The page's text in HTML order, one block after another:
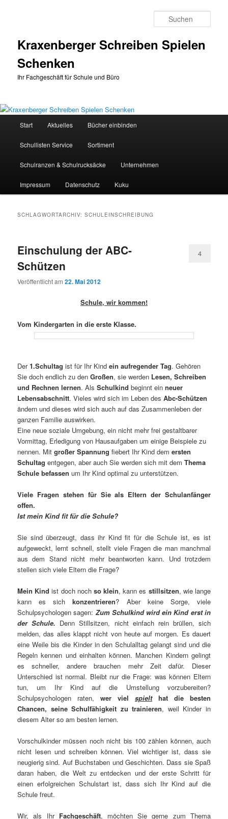
Kraxenberger Schreiben Spielen
Schenken
Ihr Fachgeschäft für Schule und Büro
Start Aktuelles Bücher einbinden
Schullisten Service Sortiment
Schulranzen & Schulrucksäcke Unternehmen
Impressum Datenschutz Kuku
SCHLAGWORTARCHIV:SCHULEINSCHREIBUNG
Einschulung der ABC-
Schützen
Veröffentlicht am22. Mai 2012
4
Schule, wir kommen!
Vom Kindergarten in die erste Klasse.
Der1.Schultag ist für Ihr Kind ein aufregender Tag. Gehören
Sie doch endlich zu denGroßen, sie werden Lesen, Schreiben
und Rechnen lernen. AlsSchulkind beginnt einneuer
Lebensabschnitt. Vieles wird sich im Leben des Abc-Schützen
ändern und dieses wird sich auch auf das Zusammenleben der
ganzen Familie auswirken.
Eine neue soziale Umgebung, ein nicht mehr frei gestaltbarer
Vormittag, Erledigung von Hausaufgaben um einige Beispiele zu
nennen. Mitgroßer Spannung fiebert Ihr Kind demersten
Schultag entgegen, aber auch Sie werden sich mit demThema
Schule befassen um Ihr Kind optimal zu unterstützen.
Viele Fragen stehen für Sie als Eltern der Schulanfänger
offen.
Ist mein Kind fit für die Schule?
Sie sind überzeugt, dass ihr Kind fit für die Schule ist, es ist
aufgeweckt, lernt schnell, stellt viele Fragen die man manchmal
aus dem Stand nicht mehr beantworten kann. Und trotzdem
stellen sich viele Eltern die Frage?
Mein Kind ist doch noch so klein, kann es stillsitzen, wie lange
kann es sichkonzentrieren? Aber keine Sorge, viele
Schulpsychologen sagen: Zum Schulkind wird ein Kind erst in
der Schule. Denn Stillsitzen, nicht einfach rein brüllen, sich
melden, das alles klappt nicht von heute auf morgen. Es dauert
eine Weile bis die Kinder in den Schulalltag gelangt sind und die
Regeln kennen und einhalten können. Manchen Kindern gelingt
es schneller, andere brauchen mehr Zeit dafür. Dieser
Unterschied ist normal. Bleibt nur die Frage: was können Eltern
tun, um Ihr Kind auf die Umstellung vorzubereiten?
Schulpsychologen raten,wer vielspielthat die besten
Chancen, seine Schulfähigkeit zu trainieren, weil Kinder in
diesem Alter so am besten lernen.
Vorschulkinder müssen noch nicht bis 100 zählen können, auch
nicht lesen und schreiben können. Viel wichtiger ist, dass sie
neugierig sind. Auf Buchstaben und Geschichten. Dass sie Spaß
daran haben, die Welt zu entdecken und der erste Schritt für
einen erfolgreichen Schulstart ist, dass sich Ihr Kind auf die
Schule freut.
Wir, als IhrFachgeschäft, möchten Sie gerne zum Thema